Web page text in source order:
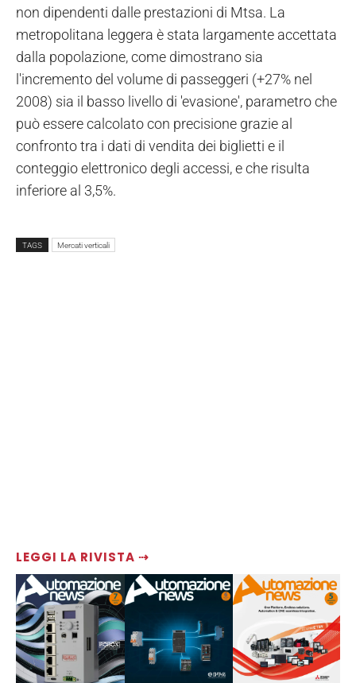
LEGGI LA RIVISTA ⇢
non dipendenti dalle prestazioni di Mtsa. La
metropolitana leggera è stata largamente accettata
dalla popolazione, come dimostrano sia
l'incremento del volume di passeggeri (+27% nel
2008) sia il basso livello di 'evasione', parametro che
può essere calcolato con precisione grazie al
confronto tra i dati di vendita dei biglietti e il
conteggio elettronico degli accessi, e che risulta
inferiore al 3,5%.
TAGS Mercati verticali